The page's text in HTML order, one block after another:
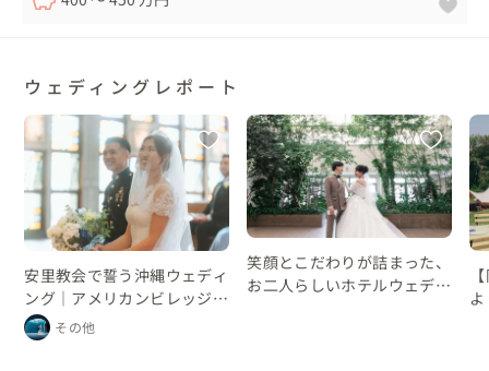
ウェディングレポート
安里教会で誓う沖縄ウェディ
ング｜アメリカンビレッジの
レストランパーティー
その他
笑顔とこだわりが詰まった、
お二人らしいホテルウェディ